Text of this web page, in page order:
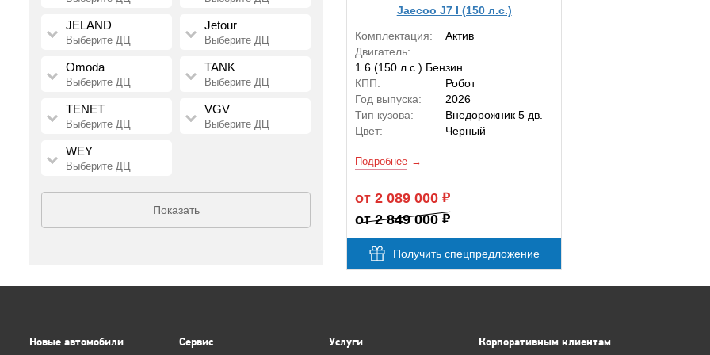
JELAND
Выберите ДЦ
Jetour
Выберите ДЦ
Omoda
Выберите ДЦ
TANK
Выберите ДЦ
TENET
Выберите ДЦ
VGV
Выберите ДЦ
WEY
Выберите ДЦ
Показать
Jaecoo J7 I (150 л.с.)
Комплектация:
Актив
Двигатель:
1.6 (150 л.с.) Бензин
КПП:
Робот
Год выпуска:
2026
Тип кузова:
Внедорожник 5 дв.
Цвет:
Черный
Подробнее
от 2 089 000
от 2 849 000
Получить спецпредложение
Новые автомобили Сервис Услуги Корпоративным клиентам